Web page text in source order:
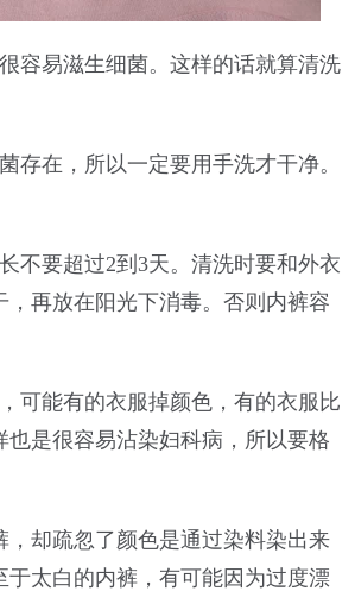
容易滋生细菌。这样的话就算清洗
存在，所以一定要用手洗才干净。
不要超过2到3天。清洗时要和外衣
再放在阳光下消毒。否则内裤容
可能有的衣服掉颜色，有的衣服比
是很容易沾染妇科病，所以要格
却疏忽了颜色是通过染料染出来
太白的内裤，有可能因为过度漂